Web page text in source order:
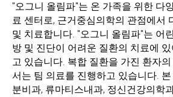
"오그니 올림파"는 온 가족을 위한 다
료 센터로, 근거중심의학의 관점에서
및 치료합니다. "오그니 올림파"는 어
방 및 진단이 어려운 질환의 치료에
고 있습니다. 복합 질환을 가진 환자
서는 팀 의료를 진행하고 있습니다.
분비과, 류마티스내과, 정신건강의학